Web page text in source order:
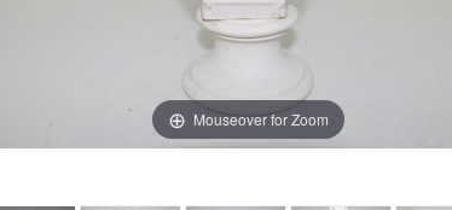
Mouseover for Zoom